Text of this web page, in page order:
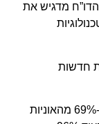
בהשוואה לשנת 2008. הדו”ח מדגיש את
חדשות
– יותר מ -69% מהאוניות